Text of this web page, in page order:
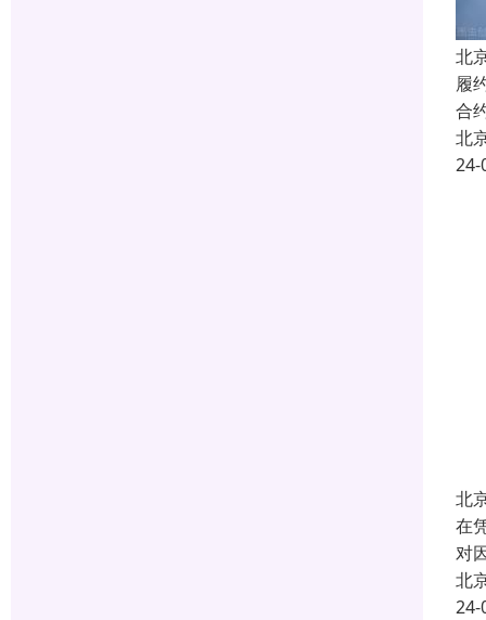
北
履
合
北
24-
北
在
对
北
24-